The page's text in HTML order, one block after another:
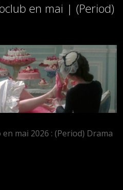
en mai | (Period)
en mai 2026 : (Period) Drama